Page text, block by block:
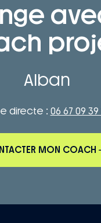
Alban
directe : 06 67 09 39
MON COACH